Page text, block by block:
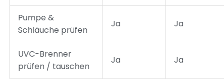
Pumpe &
Schläuche prüfen
Ja Ja
UVC-Brenner
prüfen / tauschen
Ja Ja